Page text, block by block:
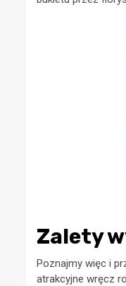
Zalety
Poznajmy więc i
atrakcyjne wręcz